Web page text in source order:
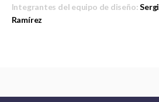
Integrantes del equipo de diseño:
Ramírez